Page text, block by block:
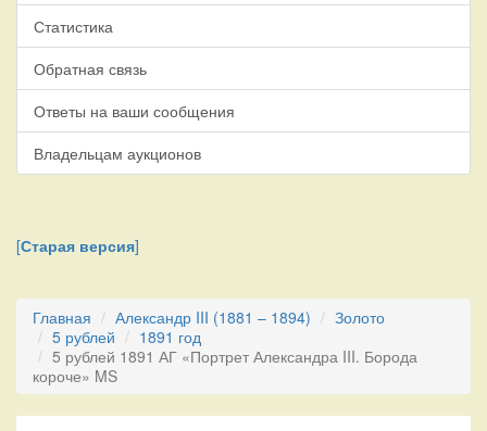
Статистика
Обратная связь
Ответы на ваши сообщения
Владельцам аукционов
[Старая версия]
Главная Александр III (1881 – 1894)
Золото
5 рублей
1891 год
5 рублей 1891 АГ «Портрет Александра III. Борода
короче» MS